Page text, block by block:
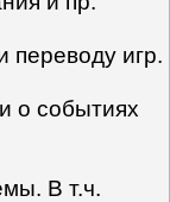
переводу игр.
о событиях
В т.ч.